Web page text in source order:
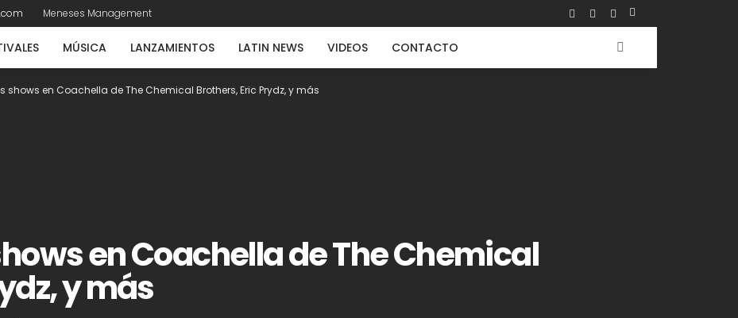
Meneses Management
MÚSICA LANZAMIENTOS LATIN NEWS VIDEOS CONTACTO
shows en Coachella de The Chemical Brothers, Eric Prydz, y más
en Coachella de The Chemical
y más